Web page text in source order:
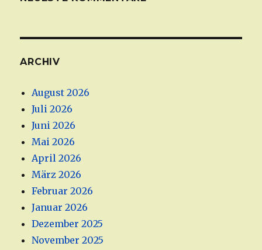
ARCHIV
August 2026
Juli 2026
Juni 2026
Mai 2026
April 2026
März 2026
Februar 2026
Januar 2026
Dezember 2025
November 2025